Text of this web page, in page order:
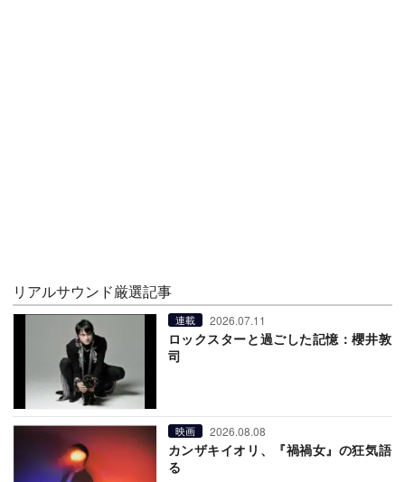
リアルサウンド厳選記事
連載 2026.07.11
ロックスターと過ごした記憶：櫻井敦
司
映画 2026.08.08
カンザキイオリ、『禍禍女』の狂気語
る